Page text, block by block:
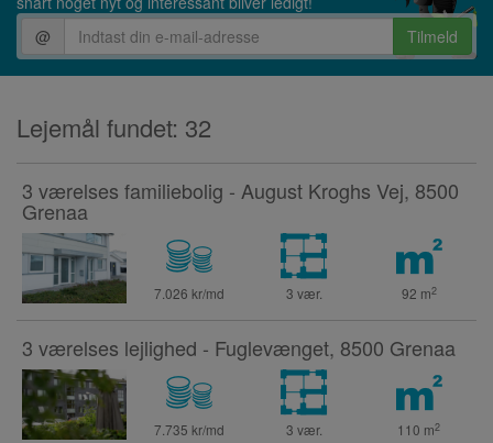
@
Tilmeld
Lejemål fundet: 32
3 værelses familiebolig - August Kroghs Vej, 8500
Grenaa
7.026 kr/md 3 vær. 92 m2
3 værelses lejlighed - Fuglevænget, 8500 Grenaa
7.735 kr/md 3 vær. 110 m2